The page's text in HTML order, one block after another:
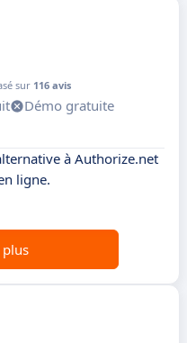
sur 116 avis
Démo gratuite
à Authorize.net
ligne.
plus